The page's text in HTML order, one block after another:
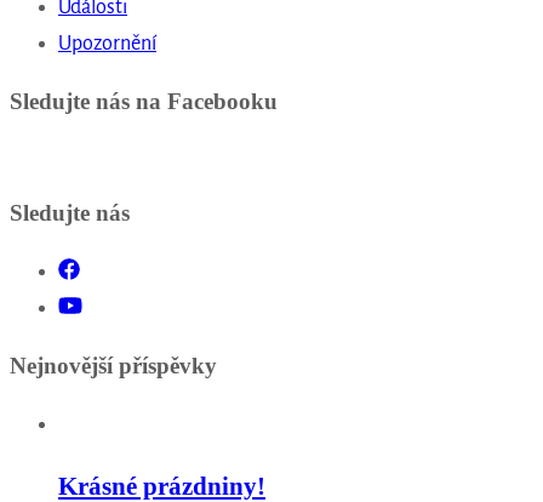
Události
Upozornění
Sledujte nás na Facebooku
Sledujte nás
Nejnovější příspěvky
Krásné prázdniny!